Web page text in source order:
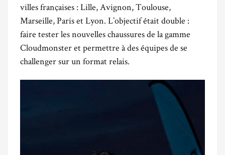
villes françaises : Lille, Avignon, Toulouse,
Marseille, Paris et Lyon. L’objectif était double :
faire tester les nouvelles chaussures de la gamme
Cloudmonster et permettre à des équipes de se
challenger sur un format relais.